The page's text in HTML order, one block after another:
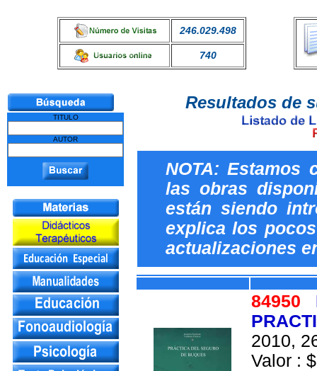
246.029.498
740
TITULO
AUTOR
Resultados de
NOTA: Estamos
las obras
están siendo
explica los
actualizaciones
84950
2010,
Valor :